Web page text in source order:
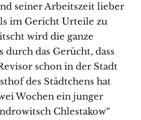
seiner Arbeitszeit lieber
im Gericht Urteile zu
wird die ganze
das Gerücht, dass
schon in der Stadt
des Städtchens hat
Wochen ein junger
Chlestakow“